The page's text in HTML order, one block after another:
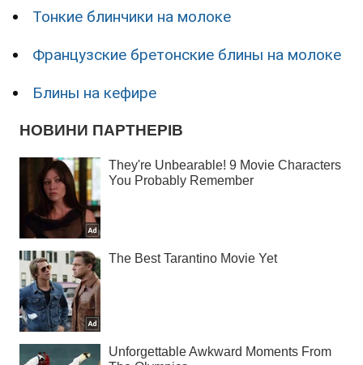
Тонкие блинчики на молоке
Французские бретонские блины на молоке
Блины на кефире